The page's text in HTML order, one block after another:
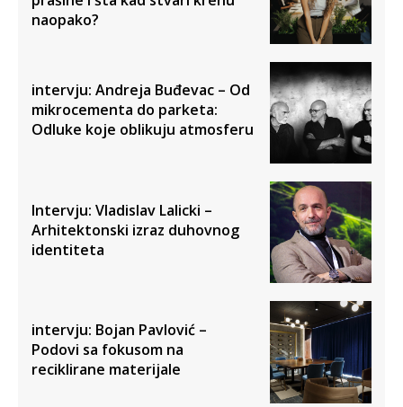
naopako?
intervju: Andreja Buđevac – Od
mikrocementa do parketa:
Odluke koje oblikuju atmosferu
Intervju: Vladislav Lalicki –
Arhitektonski izraz duhovnog
identiteta
intervju: Bojan Pavlović –
Podovi sa fokusom na
reciklirane materijale